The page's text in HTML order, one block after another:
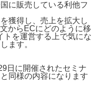
に販売している利他フ
獲得し、売上を拡大し
からECにどのように移
トを運営する上で気にな
ます。
日に開催されたセミナ
同様の内容になります